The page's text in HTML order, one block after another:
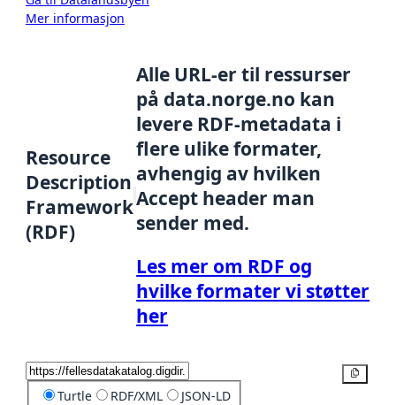
Mer informasjon
Resource
Description
Framework
(RDF)
Alle URL-er til ressurser
på data.norge.no kan
levere RDF-metadata i
flere ulike formater,
avhengig av hvilken
Accept header man
sender med.
Les mer om RDF og
hvilke formater vi støtter
her
Turtle RDF/XML JSON-LD